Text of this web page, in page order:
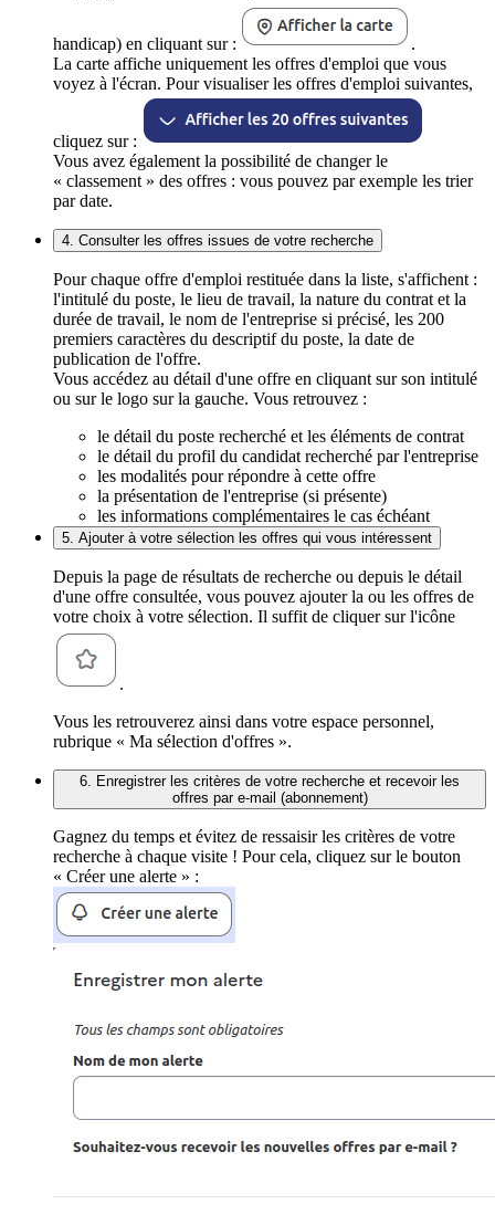
handicap) en cliquant sur :
.
La carte affiche uniquement les offres d'emploi que vous
voyez à l'écran. Pour visualiser les offres d'emploi suivantes,
cliquez sur :
Vous avez également la possibilité de changer le
« classement » des offres : vous pouvez par exemple les trier
par date.
4. Consulter les offres issues de votre recherche
Pour chaque offre d'emploi restituée dans la liste, s'affichent :
l'intitulé du poste, le lieu de travail, la nature du contrat et la
durée de travail, le nom de l'entreprise si précisé, les 200
premiers caractères du descriptif du poste, la date de
publication de l'offre.
Vous accédez au détail d'une offre en cliquant sur son intitulé
ou sur le logo sur la gauche. Vous retrouvez :
le détail du poste recherché et les éléments de contrat
le détail du profil du candidat recherché par l'entreprise
les modalités pour répondre à cette offre
la présentation de l'entreprise (si présente)
les informations complémentaires le cas échéant
5. Ajouter à votre sélection les offres qui vous intéressent
Depuis la page de résultats de recherche ou depuis le détail
d'une offre consultée, vous pouvez ajouter la ou les offres de
votre choix à votre sélection. Il suffit de cliquer sur l'icône
.
Vous les retrouverez ainsi dans votre espace personnel,
rubrique « Ma sélection d'offres ».
6. Enregistrer les critères de votre recherche et recevoir les
offres par e-mail (abonnement)
Gagnez du temps et évitez de ressaisir les critères de votre
recherche à chaque visite ! Pour cela, cliquez sur le bouton
« Créer une alerte » :